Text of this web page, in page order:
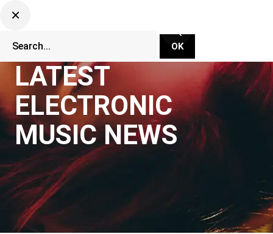
LATEST
ELECTRONIC
MUSIC NEWS